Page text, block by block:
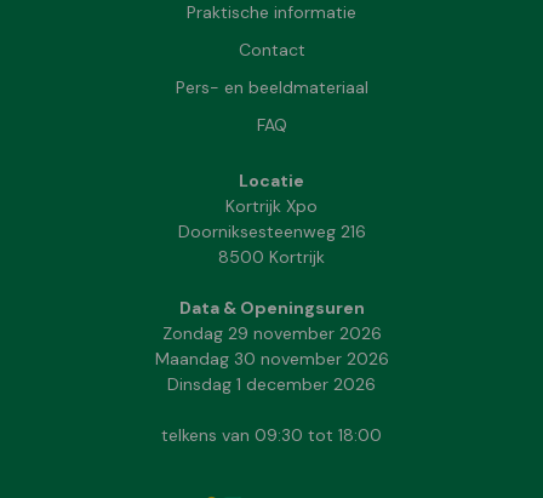
Praktische informatie
Contact
Pers- en beeldmateriaal
FAQ
Locatie
Kortrijk Xpo
Doorniksesteenweg 216
8500 Kortrijk
Data & Openingsuren
Zondag 29 november 2026
Maandag 30 november 2026
Dinsdag 1 december 2026
telkens van 09:30 tot 18:00